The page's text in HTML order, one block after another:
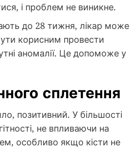
і проблем не виникне.
до 28 тижня, лікар може
корисним провести
аномалії. Це допоможе у
сплетення
позитивний. У більшості
не впливаючи на
особливо якщо кісти не